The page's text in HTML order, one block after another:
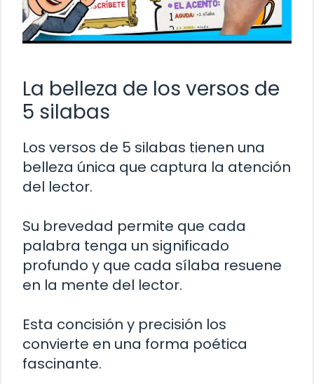
La belleza de los versos de
5 silabas
Los versos de 5 silabas tienen una
belleza única que captura la atención
del lector.
Su brevedad permite que cada
palabra tenga un significado
profundo y que cada sílaba resuene
en la mente del lector.
Esta concisión y precisión los
convierte en una forma poética
fascinante.